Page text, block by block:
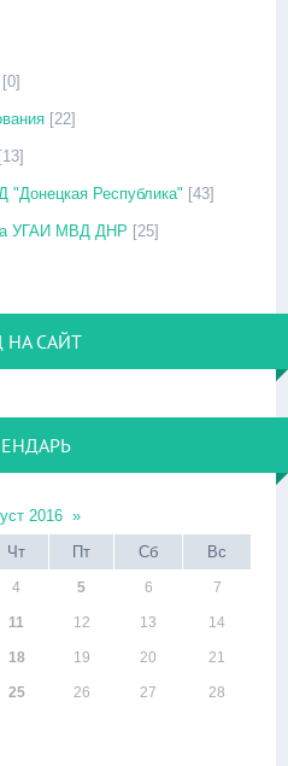
[0]
[22]
[13]
"Донецкая Республика" [43]
УГАИ МВД ДНР [25]
НА САЙТ
2016 »
Чт Пт Сб Вс
4 5 6 7
11 12 13 14
18 19 20 21
25 26 27 28